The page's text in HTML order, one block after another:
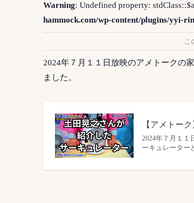
Warning: Undefined property:
hammock.com/wp-content/plugins/yyi-
こ
2024年７月１１日放映のアメトークの
ました。
【アメトー
2024年７月１１
ーキュレーター